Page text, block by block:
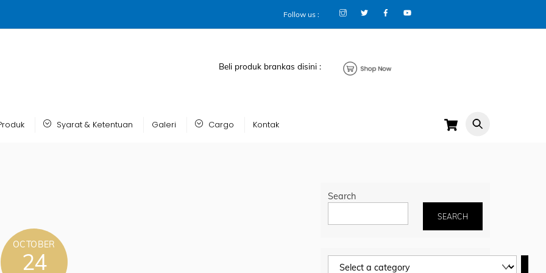
Follow us :
Cart
Syarat & Ketentuan Galeri Cargo Kontak
Beli produk brankas disini :
OCTOBER
24
Search
SEARCH